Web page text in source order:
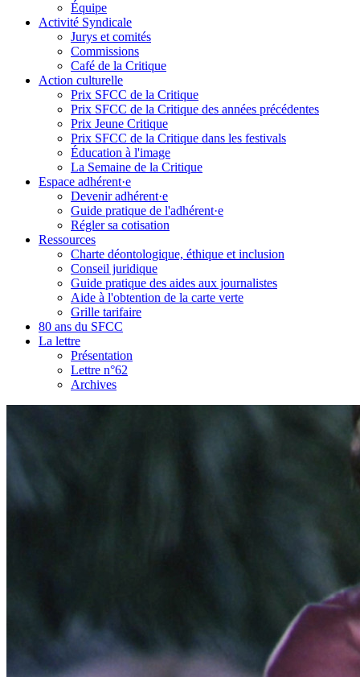
Équipe
Activité Syndicale
Jurys et comités
Commissions
Café de la Critique
Action culturelle
Prix SFCC de la Critique
Prix SFCC de la Critique des années précédentes
Prix Jeune Critique
Prix SFCC de la Critique dans les festivals
Éducation à l'image
La Semaine de la Critique
Espace adhérent·e
Devenir adhérent·e
Guide pratique de l'adhérent·e
Régler sa cotisation
Ressources
Charte déontologique, éthique et inclusion
Conseil juridique
Guide pratique des aides aux journalistes
Aide à l'obtention de la carte verte
Grille tarifaire
80 ans du SFCC
La lettre
Présentation
Lettre n°62
Archives